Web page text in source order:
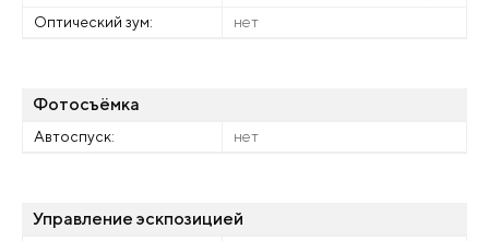
Оптический зум:
нет
Фотосъёмка
Автоспуск: нет
Управление эскпозицией